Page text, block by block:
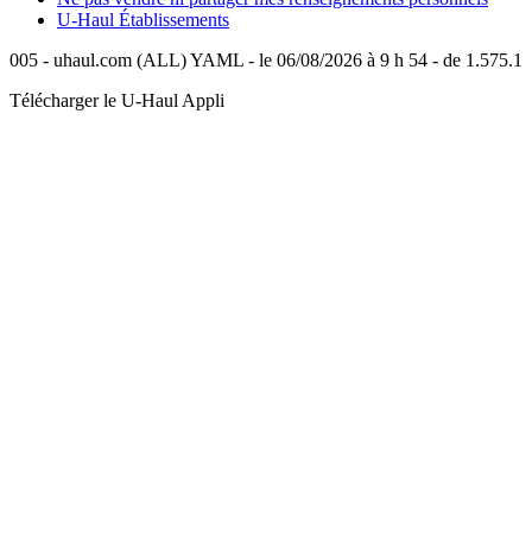
U-Haul Établissements
005 - uhaul.com (ALL) YAML - le 06/08/2026 à 9 h 54 - de 1.575.1
Télécharger le U-Haul Appli